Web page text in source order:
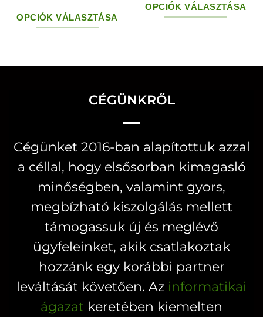
OPCIÓK VÁLASZTÁSA
terméknek
variációja
változatok
a
termékoldalon
választhatók
ki
OPCIÓK VÁLASZTÁSA
változatok
a
választhatók
ki
CÉGÜNKRŐL
Cégünket 2016-ban alapítottuk azzal
a céllal, hogy elsősorban kimagasló
minőségben, valamint gyors,
megbízható kiszolgálás mellett
támogassuk új és meglévő
ügyfeleinket, akik csatlakoztak
hozzánk egy korábbi partner
leváltását követően. Az informatikai
ágazat keretében kiemelten